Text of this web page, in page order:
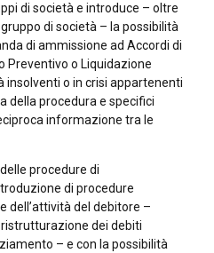
di società e introduce – oltre
di società – la possibilità
di ammissione ad Accordi di
Preventivo o Liquidazione
insolventi o in crisi appartenenti
della procedura e specifici
informazione tra le
procedure di
di procedure
dell’attività del debitore –
dei debiti
– e con la possibilità